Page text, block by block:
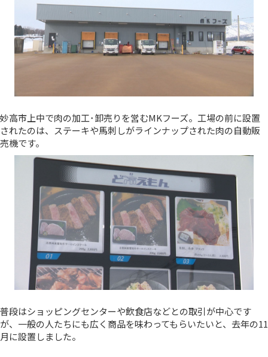
妙高市上中で肉の加工･卸売りを営むMKフーズ。工場の前に設置
されたのは、ステーキや馬刺しがラインナップされた肉の自動販
売機です。
普段はショッピングセンターや飲食店などとの取引が中心です
が、一般の人たちにも広く商品を味わってもらいたいと、去年の11
月に設置しました。